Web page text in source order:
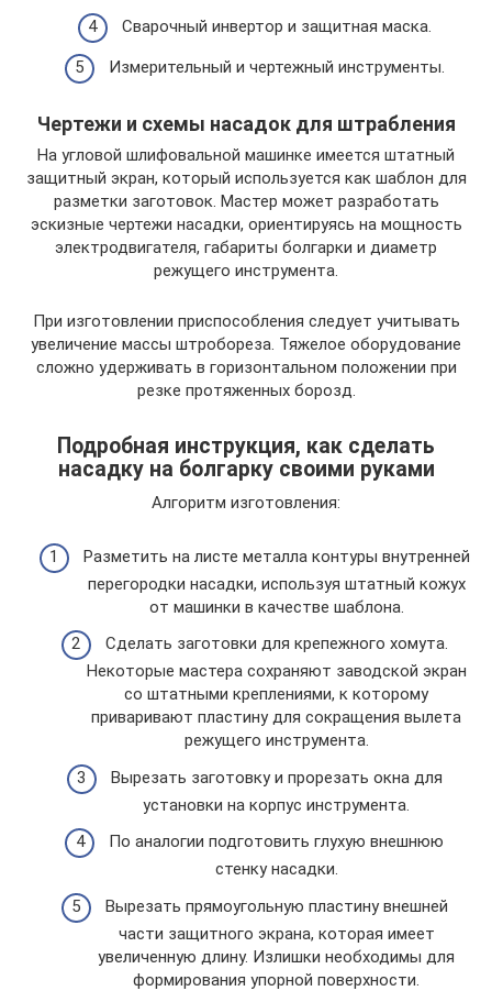
Сварочный инвертор и защитная маска.
Измерительный и чертежный инструменты.
Чертежи и схемы насадок для штрабления
На угловой шлифовальной машинке имеется штатный
защитный экран, который используется как шаблон для
разметки заготовок. Мастер может разработать
эскизные чертежи насадки, ориентируясь на мощность
электродвигателя, габариты болгарки и диаметр
режущего инструмента.
При изготовлении приспособления следует учитывать
увеличение массы штробореза. Тяжелое оборудование
сложно удерживать в горизонтальном положении при
резке протяженных борозд.
Подробная инструкция, как сделать
насадку на болгарку своими руками
Алгоритм изготовления:
Разметить на листе металла контуры внутренней
перегородки насадки, используя штатный кожух
от машинки в качестве шаблона.
Сделать заготовки для крепежного хомута.
Некоторые мастера сохраняют заводской экран
со штатными креплениями, к которому
приваривают пластину для сокращения вылета
режущего инструмента.
Вырезать заготовку и прорезать окна для
установки на корпус инструмента.
По аналогии подготовить глухую внешнюю
стенку насадки.
Вырезать прямоугольную пластину внешней
части защитного экрана, которая имеет
увеличенную длину. Излишки необходимы для
формирования упорной поверхности.